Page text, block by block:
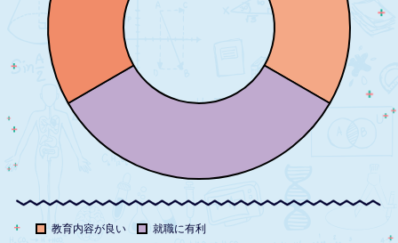
教育内容が良い 就職に有利